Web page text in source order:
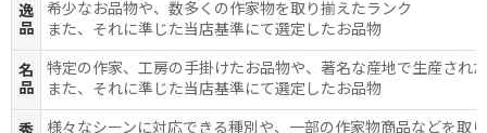
逸
品
希少なお品物や、数多くの作家物を取り揃えたランク
また、それに準じた当店基準にて選定したお品物
名
品
特定の作家、工房の手掛けたお品物や、著名な産地で生産され
また、それに準じた当店基準にて選定したお品物
様々なシーンに対応できる種別や、一部の作家物商品などを取